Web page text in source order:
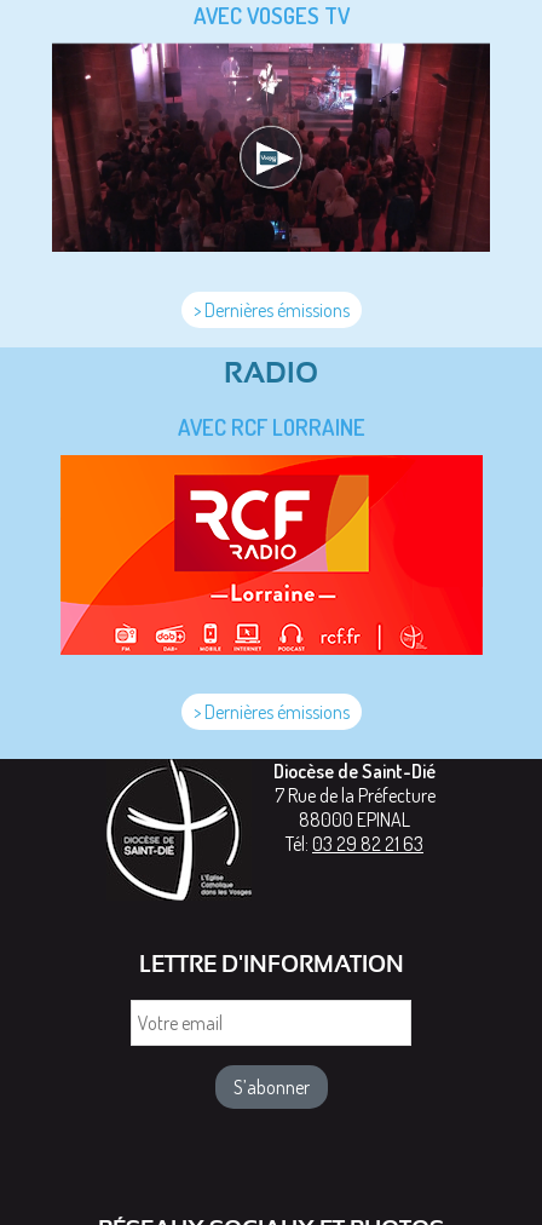
AVEC VOSGES TV
> Dernières émissions
RADIO
AVEC RCF LORRAINE
> Dernières émissions
Diocèse de Saint-Dié
7 Rue de la Préfecture
88000 EPINAL
Tél: 03 29 82 21 63
LETTRE D'INFORMATION